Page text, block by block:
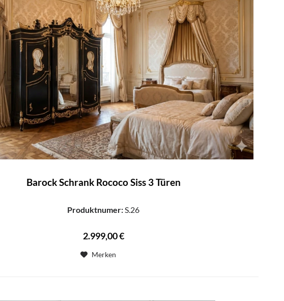
Barock Schrank Rococo Siss 3 Türen
Produktnumer:S.26
2.999,00 €
Merken